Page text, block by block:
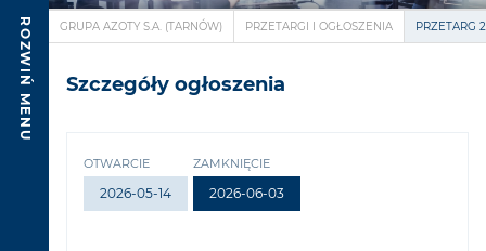
ROZWIŃ MENU GRUPA AZOTY S.A. (TARNÓW) PRZETARGI I OGŁOSZENIA PRZETARG
Szczegóły ogłoszenia
OTWARCIE
2026-05-14
ZAMKNIĘCIE
2026-06-03